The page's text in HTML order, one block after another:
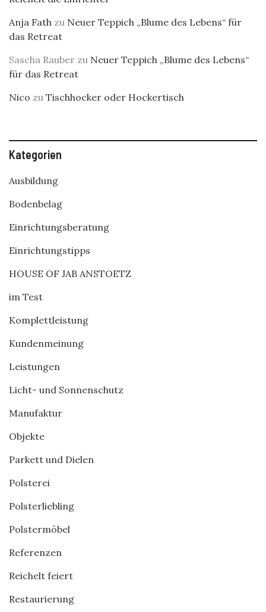
Anja Fath zu Neuer Teppich „Blume des Lebens“ für
das Retreat
Sascha Rauber zu Neuer Teppich „Blume des Lebens“
für das Retreat
Nico zu Tischhocker oder Hockertisch
Kategorien
Ausbildung
Bodenbelag
Einrichtungsberatung
Einrichtungstipps
HOUSE OF JAB ANSTOETZ
im Test
Komplettleistung
Kundenmeinung
Leistungen
Licht- und Sonnenschutz
Manufaktur
Objekte
Parkett und Dielen
Polsterei
Polsterliebling
Polstermöbel
Referenzen
Reichelt feiert
Restaurierung